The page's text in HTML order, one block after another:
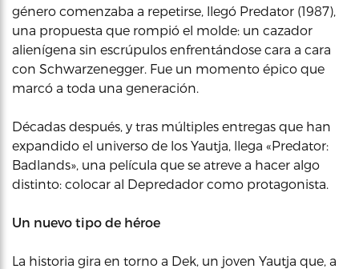
género comenzaba a repetirse, llegó Predator (1987),
una propuesta que rompió el molde: un cazador
alienígena sin escrúpulos enfrentándose cara a cara
con Schwarzenegger. Fue un momento épico que
marcó a toda una generación.
Décadas después, y tras múltiples entregas que han
expandido el universo de los Yautja, llega «Predator:
Badlands», una película que se atreve a hacer algo
distinto: colocar al Depredador como protagonista.
Un nuevo tipo de héroe
La historia gira en torno a Dek, un joven Yautja que, a